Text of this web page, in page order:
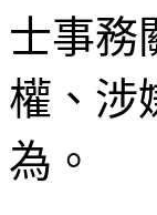
士事務
權、涉
為。